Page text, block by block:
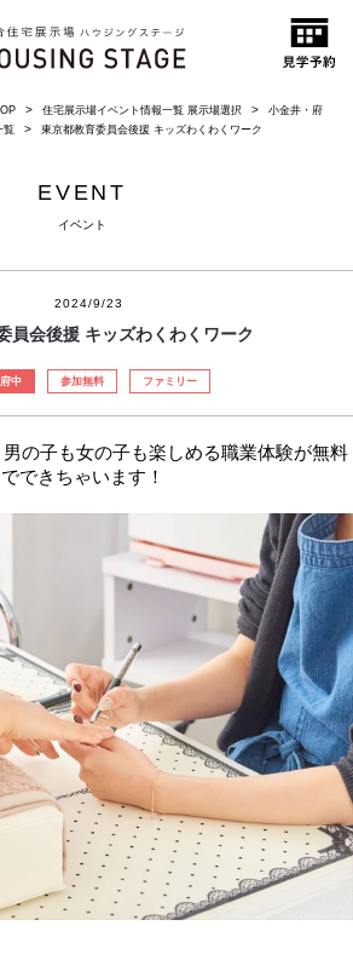
住宅展示場イベント情報一覧 展示場選択
小金井・府
覧
東京都教育委員会後援 キッズわくわくワーク
EVENT
イベント
2024/9/23
員会後援 キッズわくわくワーク
中 参加無料 ファミリー
の子も女の子も楽しめる職業体験が無料
でできちゃいます！